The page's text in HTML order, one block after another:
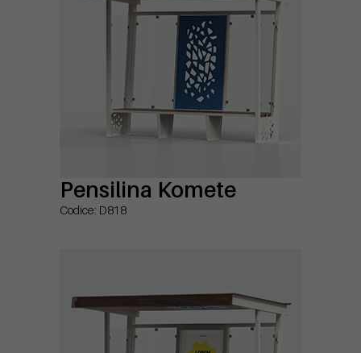
Pensilina Komete
Codice: D818